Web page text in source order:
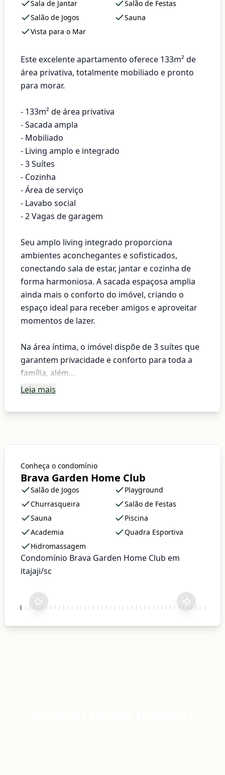
Sala de Jantar
Salão de Festas
Salão de Jogos
Sauna
Vista para o Mar
Este excelente apartamento oferece 133m² de
área privativa, totalmente mobiliado e pronto
para morar.
- 133m² de área privativa
- Sacada ampla
- Mobiliado
- Living amplo e integrado
- 3 Suítes
- Cozinha
- Área de serviço
- Lavabo social
- 2 Vagas de garagem
Seu amplo living integrado proporciona
ambientes aconchegantes e sofisticados,
conectando sala de estar, jantar e cozinha de
forma harmoniosa. A sacada espaçosa amplia
ainda mais o conforto do imóvel, criando o
espaço ideal para receber amigos e aproveitar
momentos de lazer.
Na área íntima, o imóvel dispõe de 3 suítes que
garantem privacidade e conforto para toda a
família, além...
Leia mais
Conheça o condomínio
Brava Garden Home Club
Salão de Jogos
Playground
Churrasqueira
Salão de Festas
Sauna
Piscina
Academia
Quadra Esportiva
Hidromassagem
Condomínio Brava Garden Home Club em
itajaji/sc